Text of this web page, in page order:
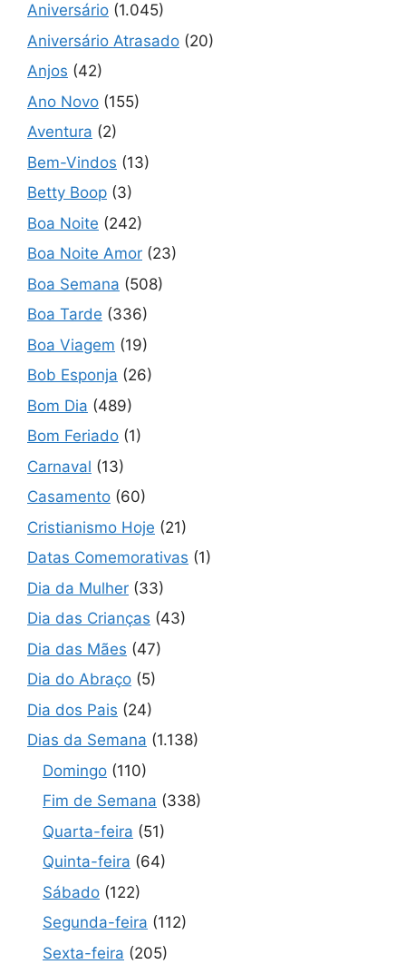
Aniversário (1.045)
Aniversário Atrasado (20)
Anjos (42)
Ano Novo (155)
Aventura (2)
Bem-Vindos (13)
Betty Boop (3)
Boa Noite (242)
Boa Noite Amor (23)
Boa Semana (508)
Boa Tarde (336)
Boa Viagem (19)
Bob Esponja (26)
Bom Dia (489)
Bom Feriado (1)
Carnaval (13)
Casamento (60)
Cristianismo Hoje (21)
Datas Comemorativas (1)
Dia da Mulher (33)
Dia das Crianças (43)
Dia das Mães (47)
Dia do Abraço (5)
Dia dos Pais (24)
Dias da Semana (1.138)
Domingo (110)
Fim de Semana (338)
Quarta-feira (51)
Quinta-feira (64)
Sábado (122)
Segunda-feira (112)
Sexta-feira (205)